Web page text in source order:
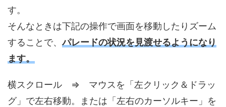
す。
そんなときは下記の操作で画面を移動したりズーム
することで、パレードの状況を見渡せるようになり
ます。
横スクロール ⇒ マウスを「左クリック＆ドラッ
グ」で左右移動。または「左右のカーソルキー」を